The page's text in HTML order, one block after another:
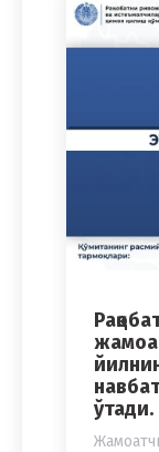
ўтади.